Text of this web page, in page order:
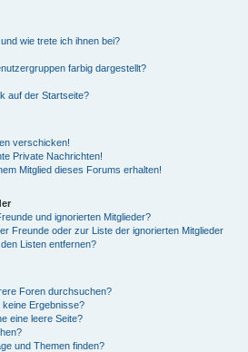
wie trete ich ihnen bei?
farbig dargestellt?
auf der Startseite?
verschicken!
Private Nachrichten!
Mitglied dieses Forums erhalten!
und ignorierten Mitglieder?
Freunde oder zur Liste der ignorierten Mitglieder
Listen entfernen?
Foren durchsuchen?
Ergebnisse?
eine leere Seite?
und Themen finden?